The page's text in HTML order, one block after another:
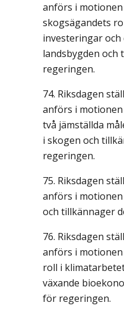
anförs i
skogsägandets
investeringar
landsbygden
regeringen.
Riksdagen
anförs i
två jämställda
i skogen och
regeringen.
Riksdagen
anförs i
och tillkännager
Riksdagen
anförs i
roll i
växande
för regeringen.